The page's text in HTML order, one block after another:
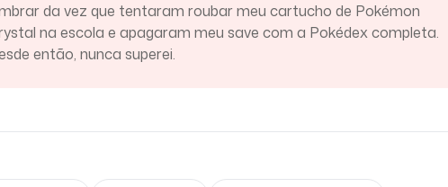
da vez que tentaram roubar meu cartucho de Pokémon
na escola e apagaram meu save com a Pokédex completa.
então, nunca superei.